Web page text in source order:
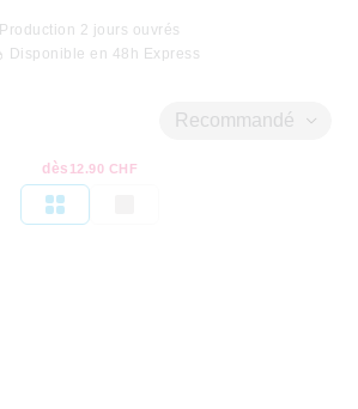
Production 2 jours ouvrés
Disponible en 48h Express
Recommandé
dès 12.90 CHF